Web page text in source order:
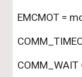
EMCMOT =
COMM_WAIT